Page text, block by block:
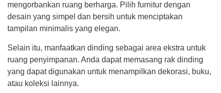
mengorbankan ruang berharga. Pilih furnitur dengan
desain yang simpel dan bersih untuk menciptakan
tampilan minimalis yang elegan.
Selain itu, manfaatkan dinding sebagai area ekstra untuk
ruang penyimpanan. Anda dapat memasang rak dinding
yang dapat digunakan untuk menampilkan dekorasi, buku,
atau koleksi lainnya.